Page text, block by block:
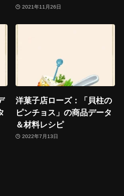
2021年11月26日
洋菓子店ローズ：「貝柱の
ピンチョス」の商品データ
＆材料レシピ
2022年7月13日